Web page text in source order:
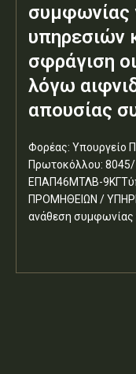
συμφωνίας
υπηρεσιών
σφράγιση
λόγω
απουσίας
Φορέας: Υπουργείο
Πρωτοκόλλου:
ΕΠΑΠ46ΜΤΛΒ-
ΠΡΟΜΗΘΕΙΩΝ /
ανάθεση συμφωνίας